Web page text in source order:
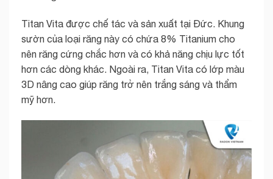
Titan Vita được chế tác và sản xuất tại Đức. Khung
sườn của loại răng này có chứa 8% Titanium cho
nên răng cứng chắc hơn và có khả năng chịu lực tốt
hơn các dòng khác. Ngoài ra, Titan Vita có lớp màu
3D nâng cao giúp răng trở nên trắng sáng và thẩm
mỹ hơn.